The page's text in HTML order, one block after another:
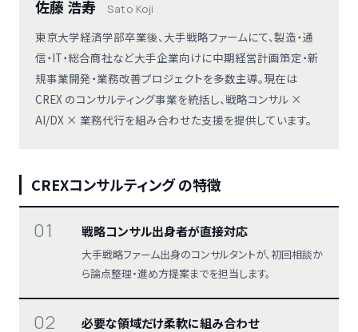
佐藤 浩寿 Sato Koji
東京大学経済学部卒業後、大手戦略ファームにて、製造・通
信・IT・総合商社など大手企業向けに中期経営計画策定・新
規事業開発・業務改善プロジェクトを多数主導。現在は
CREX のコンサルティング事業を統括し、戦略コンサル ×
AI/DX × 業務代行を組み合わせた支援を提供しています。
CREXコンサルティング の特徴
01 戦略コンサル出身者が直接対応
大手戦略ファーム出身のコンサルタントが、初回相談か
ら論点整理・進め方提案までを担当します。
02 必要な領域だけ柔軟に組み合わせ